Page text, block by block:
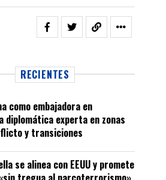
RECIENTES
como embajadora en
diplomática experta en zonas
y transiciones
se alinea con EEUU y promete